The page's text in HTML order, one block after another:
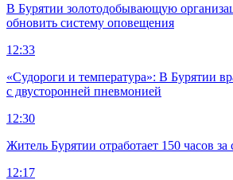
В Бурятии золотодобывающую
обновить систему оповещения
12:33
«Судороги и температура»: В Бурятии
с двусторонней пневмонией
12:30
Житель Бурятии отработает 150 часов
12:17